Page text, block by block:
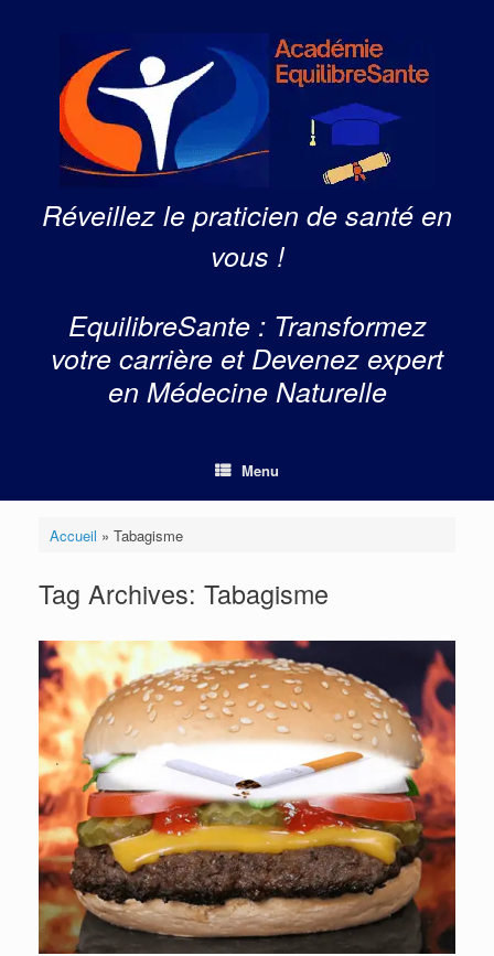
Réveillez le praticien de santé en
vous !
EquilibreSante : Transformez
votre carrière et Devenez expert
en Médecine Naturelle
Menu
Accueil » Tabagisme
Tag Archives: Tabagisme